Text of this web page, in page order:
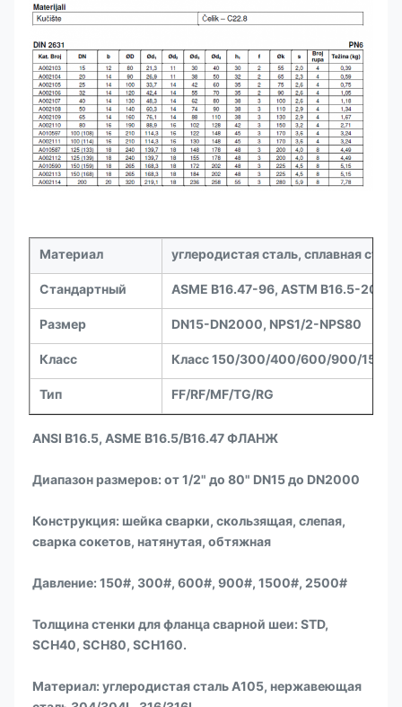
Материал углеродистая сталь, сплавная
Стандартный ASME B16.47-96, ASTM B16.5-
Размер DN15-DN2000, NPS1/2-NPS80
Класс Класс 150/300/400/600/900/
Тип FF/RF/MF/TG/RG
ANSI B16.5, ASME B16.5/B16.47 ФЛАНЖ
Диапазон размеров: от 1/2" до 80" DN15 до DN2000
Конструкция: шейка сварки, скользящая, слепая,
сварка сокетов, натянутая, обтяжная
Давление: 150#, 300#, 600#, 900#, 1500#, 2500#
Толщина стенки для фланца сварной шеи: STD,
SCH40, SCH80, SCH160.
Материал: углеродистая сталь A105, нержавеющая